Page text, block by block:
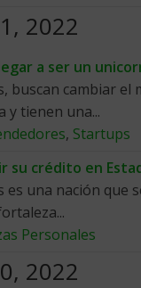
2022
a ser un
buscan cambiar el
y tienen una...
, Startups
su crédito en
es una nación que
Personales
2022